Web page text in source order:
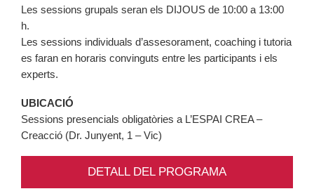
Les sessions grupals seran els DIJOUS de 10:00 a 13:00
h.
Les sessions individuals d’assesorament, coaching i tutoria
es faran en horaris convinguts entre les participants i els
experts.
UBICACIÓ
Sessions presencials obligatòries a L’ESPAI CREA –
Creacció (Dr. Junyent, 1 – Vic)
DETALL DEL PROGRAMA